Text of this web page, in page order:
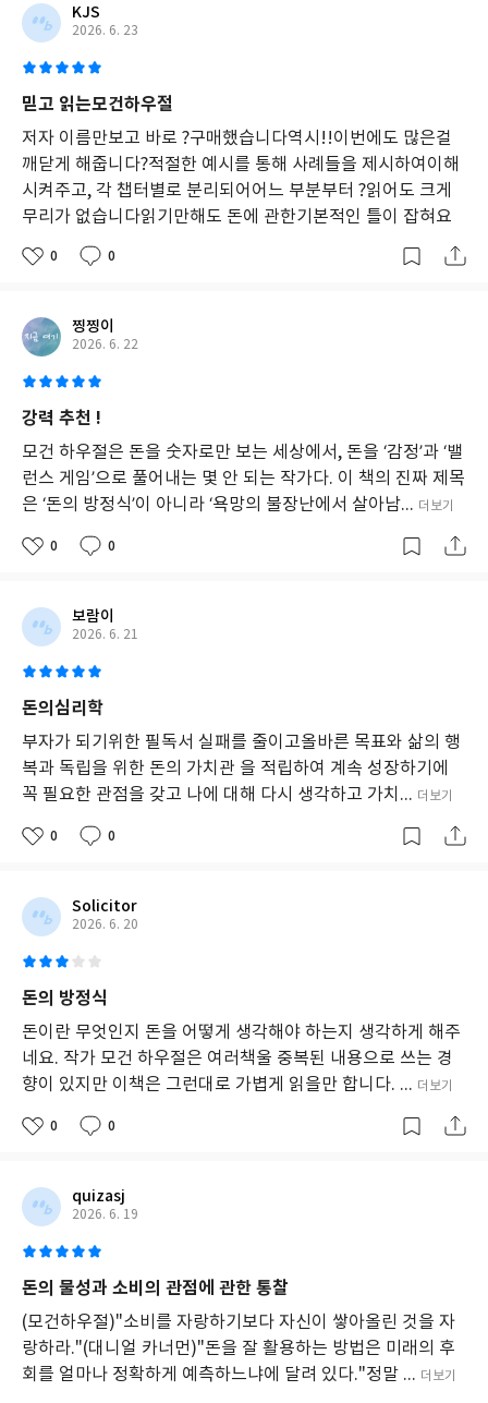
KJS
2026. 6. 23
믿고 읽는모건하우절
저자 이름만보고 바로 ?구매했습니다역시!!이번에도 많은걸
깨닫게 해줍니다?적절한 예시를 통해 사례들을 제시하여이해
시켜주고, 각 챕터별로 분리되어어느 부분부터 ?읽어도 크게
무리가 없습니다읽기만해도 돈에 관한기본적인 틀이 잡혀요
0 0
찡찡이
2026. 6. 22
강력 추천 !
모건 하우절은 돈을 숫자로만 보는 세상에서, 돈을 ‘감정’과 ‘밸
런스 게임’으로 풀어내는 몇 안 되는 작가다. 이 책의 진짜 제목
은 ‘돈의 방정식’이 아니라 ‘욕망의 불장난에서 살아남... 더보기
0 0
보람이
2026. 6. 21
돈의심리학
부자가 되기위한 필독서 실패를 줄이고올바른 목표와 삶의 행
복과 독립을 위한 돈의 가치관 을 적립하여 계속 성장하기에
꼭 필요한 관점을 갖고 나에 대해 다시 생각하고 가치... 더보기
0 0
Solicitor
2026. 6. 20
돈의 방정식
돈이란 무엇인지 돈을 어떻게 생각해야 하는지 생각하게 해주
네요. 작가 모건 하우절은 여러책울 중복된 내용으로 쓰는 경
향이 있지만 이책은 그런대로 가볍게 읽을만 합니다. ... 더보기
0 0
quizasj
2026. 6. 19
돈의 물성과 소비의 관점에 관한 통찰
(모건하우절)"소비를 자랑하기보다 자신이 쌓아올린 것을 자
랑하라."(대니얼 카너먼)"돈을 잘 활용하는 방법은 미래의 후
회를 얼마나 정확하게 예측하느냐에 달려 있다."정말 ... 더보기